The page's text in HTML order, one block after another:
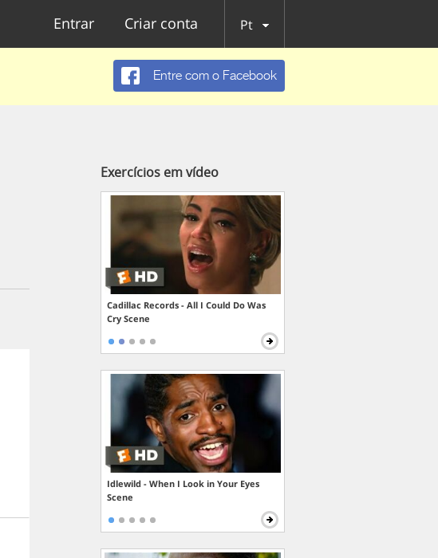
Entrar Criar conta Pt
Entre com o Facebook
Exercícios em vídeo
Cadillac Records - All I Could Do Was
Cry Scene
Idlewild - When I Look in Your Eyes
Scene